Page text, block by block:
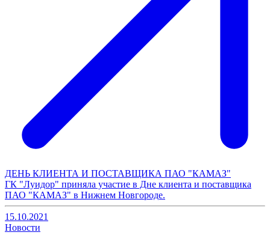
ДЕНЬ КЛИЕНТА И ПОСТАВЩИКА ПАО "КАМАЗ"
ГК "Луидор" приняла участие в Дне клиента и поставщика
ПАО "КАМАЗ" в Нижнем Новгороде.
15.10.2021
Новости